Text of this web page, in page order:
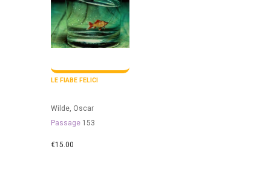
LE FIABE FELICI
Wilde, Oscar
Passage 153
€15.00